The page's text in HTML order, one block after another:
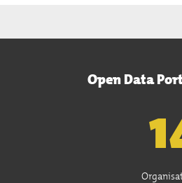
Open Data